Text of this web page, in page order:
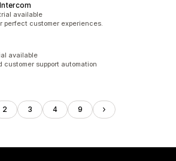
16
available
perfect customer experiences.
7
available
customer support automation
2 3 4 9